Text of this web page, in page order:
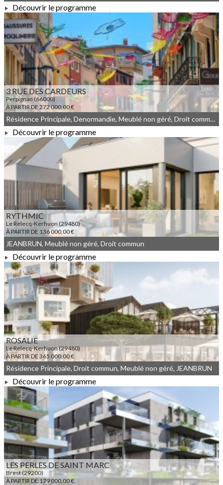
À PARTIR DE 290 000,00 €
Découvrir le programme
3 RUE DES CARDEURS
Perpignan (66000)
À PARTIR DE 272 000,00 €
À PARTIR DE 272 000,00 €
Résidence Principale, Denormandie, Meublé non géré, Droit commun, Déficit Foncier
Découvrir le programme
RYTHMIC
Le Relecq-Kerhuon (29480)
À PARTIR DE 136 000,00 €
À PARTIR DE 136 000,00 €
JEANBRUN, Meublé non géré, Droit commun
Découvrir le programme
ROSALIE
Le Relecq-Kerhuon (29480)
À PARTIR DE 365 000,00 €
À PARTIR DE 365 000,00 €
Résidence Principale, Droit commun, Meublé non géré, JEANBRUN
Découvrir le programme
LES PERLES DE SAINT MARC
Brest (29200)
À PARTIR DE 179 000,00 €